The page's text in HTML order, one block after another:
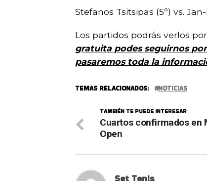
Stefanos Tsitsipas (5º) vs.
Los partidos podrás verlos
gratuita podes seguirnos
pasaremos toda la
TEMAS RELACIONADOS: NOTICIAS
TAMBIÉN TE PUEDE INTERESAR
Cuartos confirmados en
Open
Set Tenis